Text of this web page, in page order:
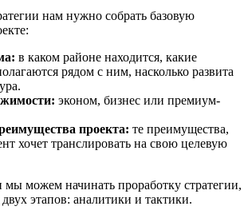
нам нужно собрать базовую
в каком районе находится, какие
рядом с ним, насколько развита
эконом, бизнес или премиум-
проекта: те преимущества,
хочет транслировать на свою целевую
можем начинать проработку стратегии,
двух этапов: аналитики и тактики.